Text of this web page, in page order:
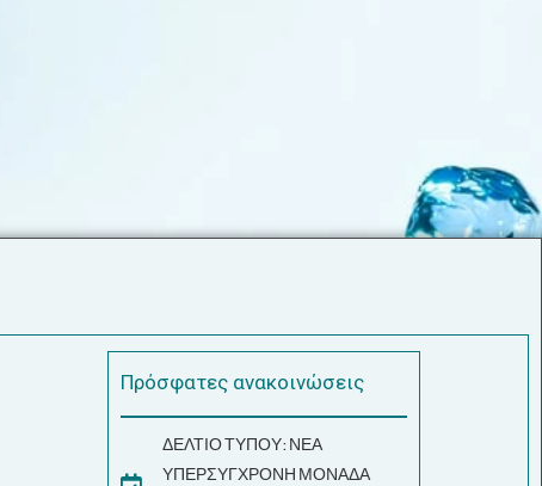
Πρόσφατες ανακοινώσεις
ΔΕΛΤΙΟ ΤΥΠΟΥ: ΝΕΑ
ΥΠΕΡΣΥΓΧΡΟΝΗ ΜΟΝΑΔΑ